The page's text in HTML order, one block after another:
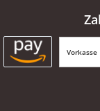
Vorkasse